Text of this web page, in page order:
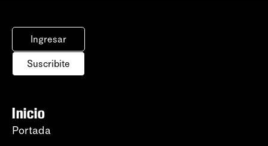
Ingresar
Suscribite
Inicio
Portada